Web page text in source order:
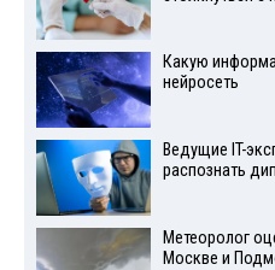
Какую
нейросеть
Ведущие IT-
распознать
Метеоролог
Москве и